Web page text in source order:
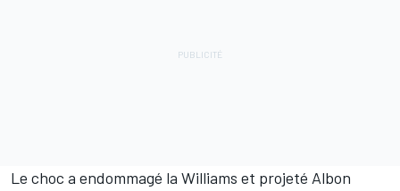
Le choc a endommagé la Williams et projeté Albon